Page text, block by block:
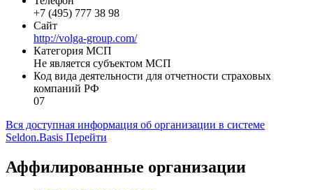
+7 (495) 777 38 98
Сайт
http://volga-group.com/
Категория МСП
Не является субъектом МСП
Код вида деятельности для отчетности страховых
компаний РФ
07
Вся доступная информация об организации в системе
Seldon.Basis Перейти
Аффилированные организации